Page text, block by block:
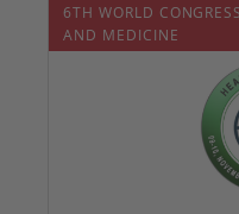
6TH WORLD
AND MEDICINE